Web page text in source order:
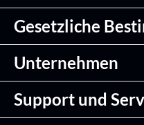
Gesetzliche
Unternehmen
Support und